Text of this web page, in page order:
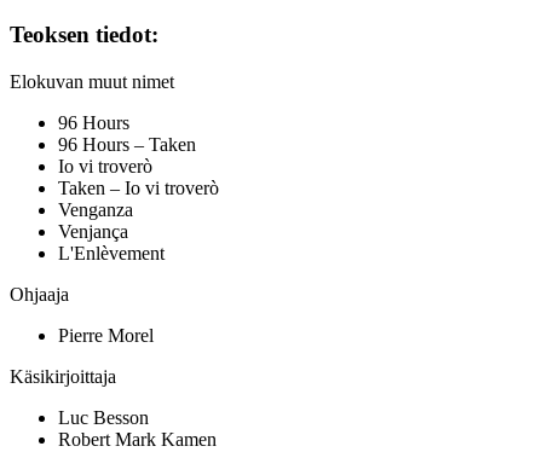
Teoksen tiedot:
Elokuvan muut nimet
96 Hours
96 Hours – Taken
Io vi troverò
Taken – Io vi troverò
Venganza
Venjança
L'Enlèvement
Ohjaaja
Pierre Morel
Käsikirjoittaja
Luc Besson
Robert Mark Kamen